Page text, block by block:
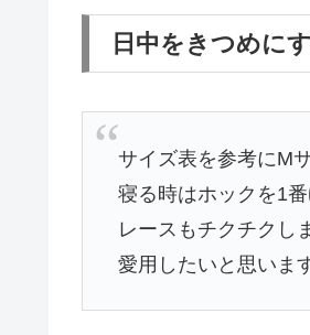
日中をきつめに
サイズ表を参考にM
寝る時はホックを1
レースもチクチクし
愛用したいと思いま